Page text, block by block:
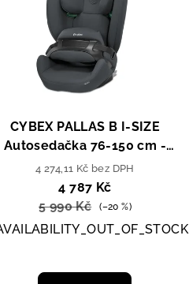
CYBEX PALLAS B I-SIZE
Autosedačka 76-150 cm -
Cobblestone Grey / Dark
Grey
4 274,11 Kč bez DPH
4 787 Kč
5 990 Kč
(–20 %)